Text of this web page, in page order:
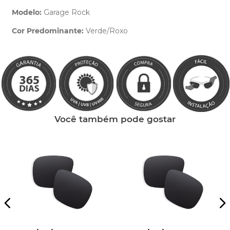
Modelo: Garage Rock
Cor Predominante: Verde/Roxo
Você também pode gostar